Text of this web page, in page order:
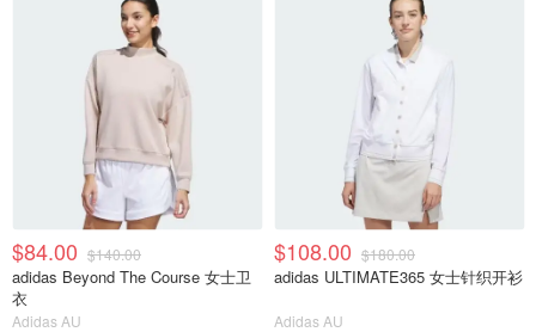
$84.00 $140.00
adidas Beyond The Course 女士卫
衣
Adidas AU
$108.00 $180.00
adidas ULTIMATE365 女士针织开衫
Adidas AU